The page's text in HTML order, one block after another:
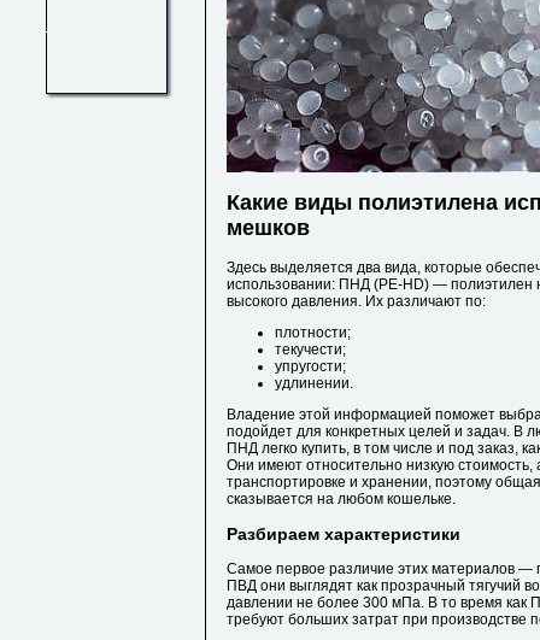
Какие виды полиэтилена
мешков
Здесь выделяется два вида, которые
использовании: ПНД (PE-HD) — полиэтилен
высокого давления. Их различают по:
плотности;
текучести;
упругости;
удлинении.
Владение этой информацией поможет
подойдет для конкретных целей и задач. В
ПНД легко купить, в том числе и под заказ,
Они имеют относительно низкую стоимость,
транспортировке и хранении, поэтому
сказывается на любом кошельке.
Разбираем характеристики
Самое первое различие этих материалов —
ПВД они выглядят как прозрачный тягучий
давлении не более 300 мПа. В то время
требуют больших затрат при производстве